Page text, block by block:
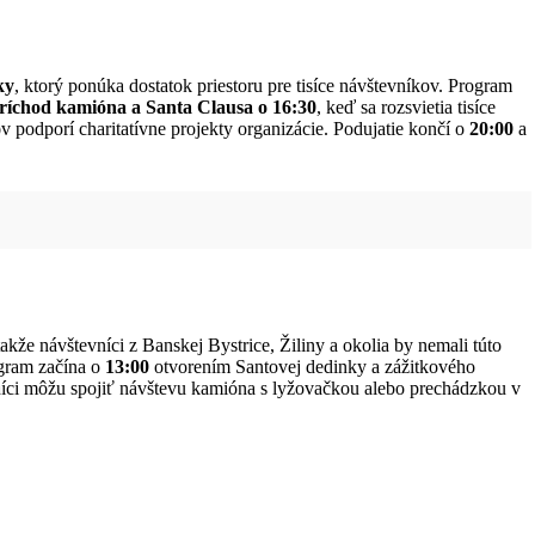
, ktorý ponúka dostatok priestoru pre tisíce návštevníkov. Program
kamióna a Santa Clausa o 16:30, keď sa rozsvietia tisíce
podporí charitatívne projekty organizácie. Podujatie končí o 20:00 a
návštevníci z Banskej Bystrice, Žiliny a okolia by nemali túto
začína o 13:00 otvorením Santovej dedinky a zážitkového
môžu spojiť návštevu kamióna s lyžovačkou alebo prechádzkou v